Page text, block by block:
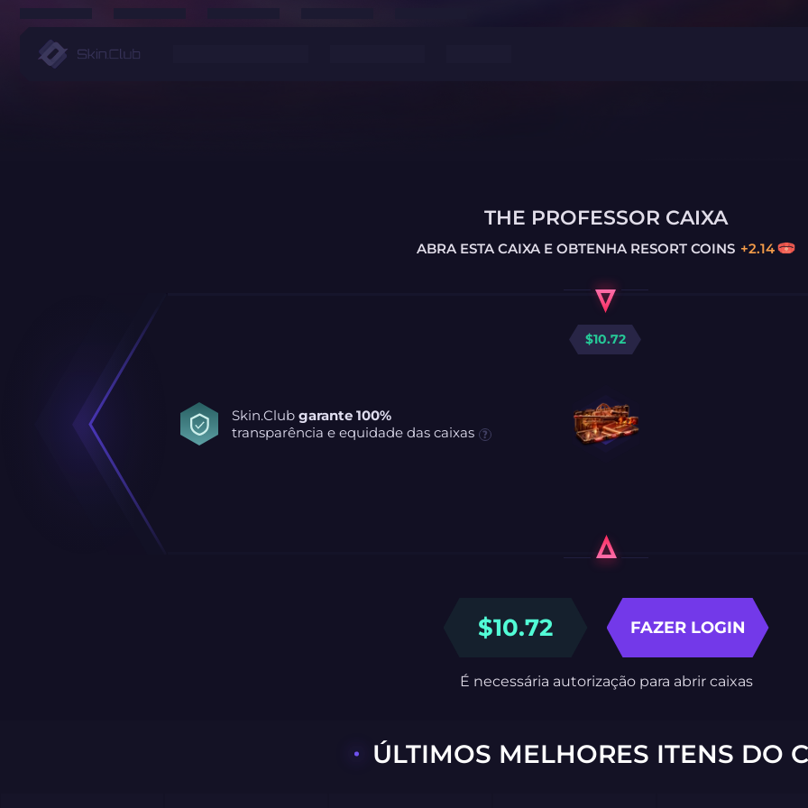
THE PROFESSOR CAIXA
ABRA ESTA CAIXA E OBTENHA RESORT COINS +2.14
Skin.Club garante 100%
transparência e equidade das caixas
$10.72
$10.72 FAZER LOGIN
É necessária autorização para abrir caixas
ÚLTIMOS MELHORES ITENS DO